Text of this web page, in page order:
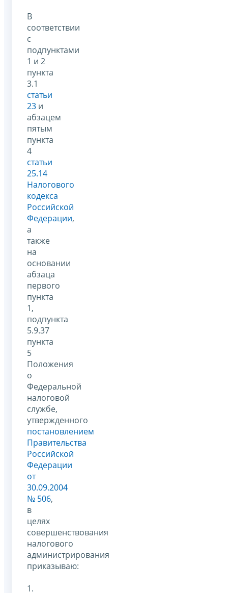
В
соответствии
с
подпунктами
1 и 2
пункта
3.1
статьи
23 и
абзацем
пятым
пункта
4
статьи
25.14
Налогового
кодекса
Российской
Федерации,
а
также
на
основании
абзаца
первого
пункта
1,
подпункта
5.9.37
пункта
5
Положения
о
Федеральной
налоговой
службе,
утвержденного
постановлением
Правительства
Российской
Федерации
от
30.09.2004
№ 506,
в
целях
совершенствования
налогового
администрирования
приказываю:
1.